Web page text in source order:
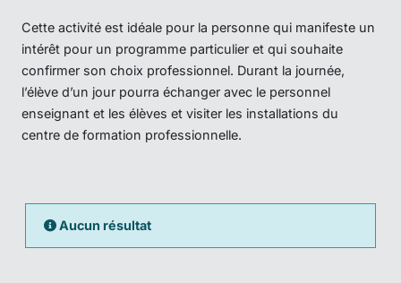
Cette activité est idéale pour la personne qui manifeste un
intérêt pour un programme particulier et qui souhaite
confirmer son choix professionnel. Durant la journée,
l’élève d’un jour pourra échanger avec le personnel
enseignant et les élèves et visiter les installations du
centre de formation professionnelle.
Aucun résultat